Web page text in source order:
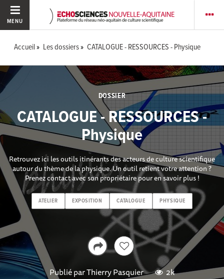
MENU
Accueil Les dossiers CATALOGUE - RESSOURCES - Physique
DOSSIER
CATALOGUE - RESSOURCES -
Physique
Retrouvez ici les outils itinérants des acteurs de culture scientifique
autour du thème de la physique. Un outil retient votre attention ?
Prenez contact avec son propriétaire pour en savoir plus !
ATELIER EXPOSITION CATALOGUE PHYSIQUE
Publié parThierry Pasquier 2k